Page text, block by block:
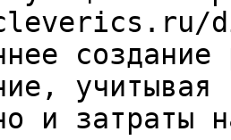
и затраты